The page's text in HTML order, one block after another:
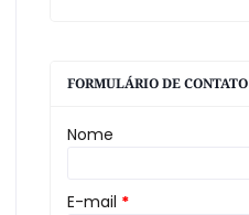
FORMULÁRIO DE CONTATO
Nome
E-mail *